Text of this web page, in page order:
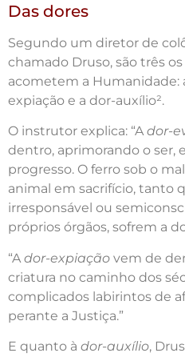
Das dores
Segundo um diretor de
chamado Druso, são três
acometem a Humanidade:
expiação e a dor-auxílio².
O instrutor explica: “Ador-
dentro, aprimorando o ser,
progresso. O ferro sob o
animal em sacrifício, tanto
irresponsável ou
próprios órgãos, sofrem a
“A dor-expiação vem de
criatura no caminho dos
complicados labirintos de
perante a Justiça.”
E quanto à dor-auxílio,